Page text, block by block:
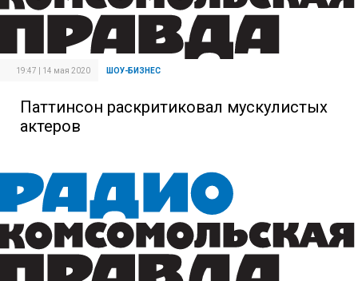
19:47 | 14 мая 2020 ШОУ-БИЗНЕС
Паттинсон раскритиковал мускулистых
актеров